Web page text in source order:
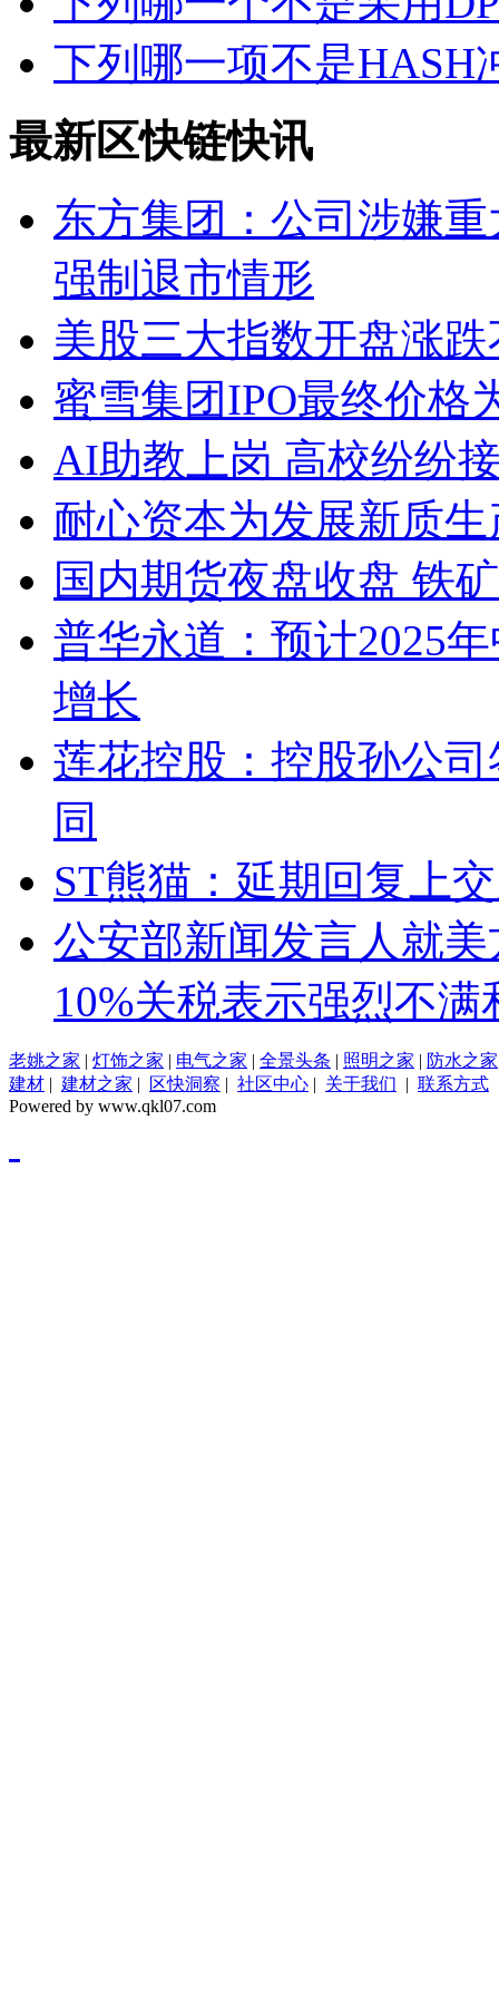
下列哪一项不是HASH
最新区快链快讯
东方集团：公司涉嫌
强制退市情形
美股三大指数开盘涨
蜜雪集团IPO最终价格
AI助教上岗 高校纷纷接
耐心资本为发展新质
国内期货夜盘收盘 铁
普华永道：预计2025
增长
莲花控股：控股孙公
同
ST熊猫：延期回复上
公安部新闻发言人就
10%关税表示强烈不满
老姚之家 | 灯饰之家 | 电气之家 | 全景头条 | 照明之家 | 防水之家
建材 | 建材之家 | 区快洞察 | 社区中心 | 关于我们 | 联系方式
Powered by www.qkl07.com